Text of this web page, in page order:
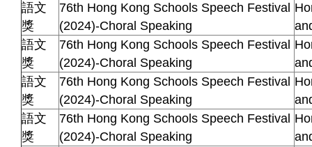
語文
獎
76th Hong Kong Schools Speech Festival
(2024)-Choral Speaking
語文
獎
76th Hong Kong Schools Speech Festival
(2024)-Choral Speaking
語文
獎
76th Hong Kong Schools Speech Festival
(2024)-Choral Speaking
語文
獎
76th Hong Kong Schools Speech Festival
(2024)-Choral Speaking